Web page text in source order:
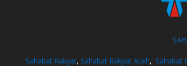
Sahabat Rakyat, Sahabat Rakyat Aceh, Sahabat